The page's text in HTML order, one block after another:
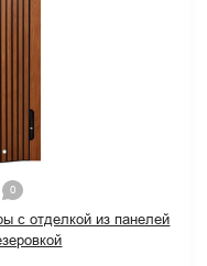
0
с отделкой из панелей